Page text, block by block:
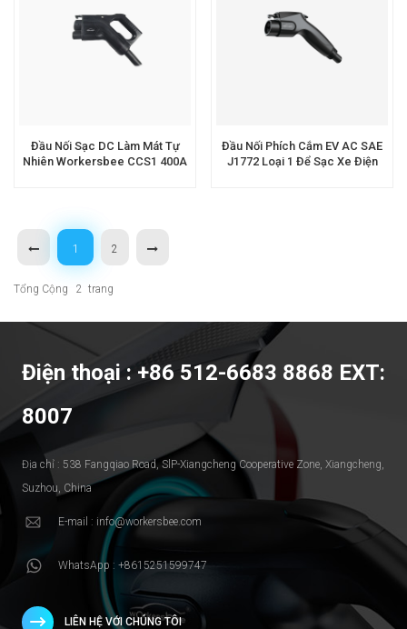
Đầu Nối Sạc DC Làm Mát Tự
Nhiên Workersbee CCS1 400A
Đầu Nối Phích Cắm EV AC SAE
J1772 Loại 1 Để Sạc Xe Điện
1 2
Tổng Cộng 2 Trang
Điện thoại : +86 512-6683 8868 EXT:
8007
Địa chỉ : 538 Fangqiao Road, SlP-Xiangcheng Cooperative Zone, Xiangcheng,
Suzhou, China
E-mail : info@workersbee.com
WhatsApp : +8615251599747
LIÊN HỆ VỚI CHÚNG TÔI